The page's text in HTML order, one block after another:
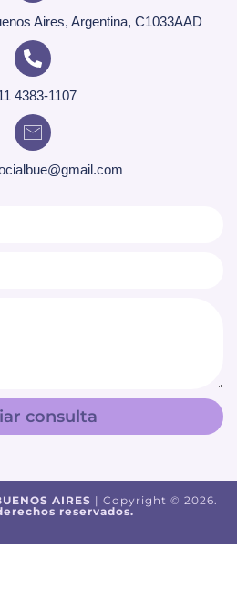
Aires, Argentina, C1033AAD
4383-1107
consulta
AIRES | Copyright © 2026.
reservados.